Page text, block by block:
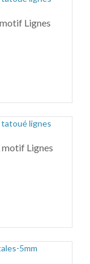
Lignes
Lignes